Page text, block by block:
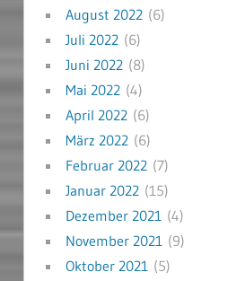
August 2022(6)
Juli 2022(6)
Juni 2022(8)
Mai 2022(4)
April 2022(6)
März 2022(6)
Februar 2022(7)
Januar 2022(15)
Dezember 2021(4)
November 2021(9)
Oktober 2021(5)